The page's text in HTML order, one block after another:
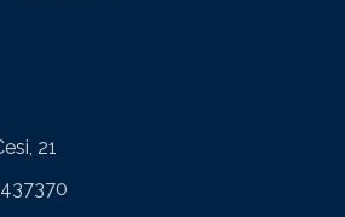
21